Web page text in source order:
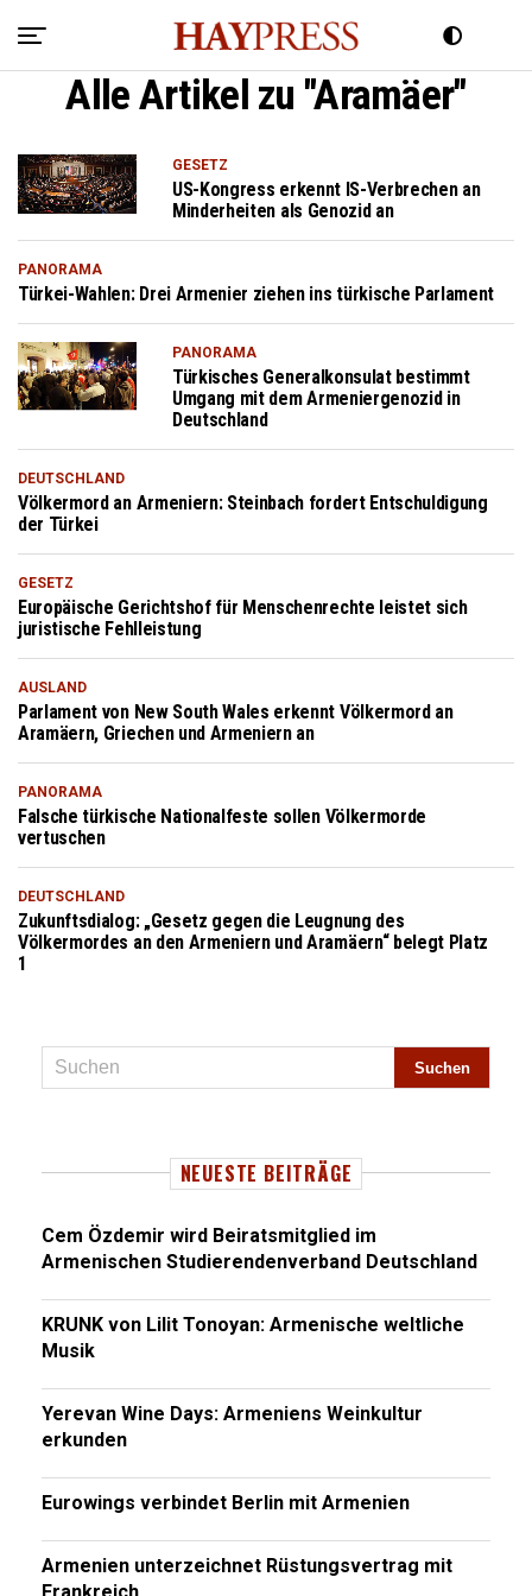
Alle Artikel zu "Aramäer"
GESETZ
US-Kongress erkennt IS-Verbrechen an
Minderheiten als Genozid an
PANORAMA
Türkei-Wahlen: Drei Armenier ziehen ins türkische Parlament
PANORAMA
Türkisches Generalkonsulat bestimmt
Umgang mit dem Armeniergenozid in
Deutschland
DEUTSCHLAND
Völkermord an Armeniern: Steinbach fordert Entschuldigung
der Türkei
GESETZ
Europäische Gerichtshof für Menschenrechte leistet sich
juristische Fehlleistung
AUSLAND
Parlament von New South Wales erkennt Völkermord an
Aramäern, Griechen und Armeniern an
PANORAMA
Falsche türkische Nationalfeste sollen Völkermorde
vertuschen
DEUTSCHLAND
Zukunftsdialog: „Gesetz gegen die Leugnung des
Völkermordes an den Armeniern und Aramäern“ belegt Platz
1
NEUESTE BEITRÄGE
Cem Özdemir wird Beiratsmitglied im
Armenischen Studierendenverband Deutschland
KRUNK von Lilit Tonoyan: Armenische weltliche
Musik
Yerevan Wine Days: Armeniens Weinkultur
erkunden
Eurowings verbindet Berlin mit Armenien
Armenien unterzeichnet Rüstungsvertrag mit